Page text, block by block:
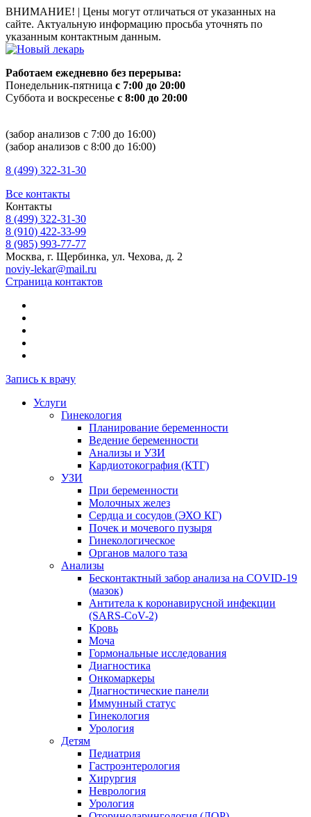
ВНИМАНИЕ! | Цены могут отличаться от указанных на
сайте. Актуальную информацию просьба уточнять по
указанным контактным данным.
Работаем ежедневно без перерыва:
Понедельник-пятница с 7:00 до 20:00
Суббота и воскресенье с 8:00 до 20:00
(забор анализов с 7:00 до 16:00)
(забор анализов с 8:00 до 16:00)
8 (499) 322-31-30
Все контакты
Контакты
8 (499) 322-31-30
8 (910) 422-33-99
8 (985) 993-77-77
Москва, г. Щербинка, ул. Чехова, д. 2
noviy-lekar@mail.ru
Страница контактов
Запись к врачу
Услуги
Гинекология
Планирование беременности
Ведение беременности
Анализы и УЗИ
Кардиотокография (КТГ)
УЗИ
При беременности
Молочных желез
Сердца и сосудов (ЭХО КГ)
Почек и мочевого пузыря
Гинекологическое
Органов малого таза
Анализы
Бесконтактный забор анализа на COVID-19
(мазок)
Антитела к коронавирусной инфекции
(SARS-CoV-2)
Кровь
Моча
Гормональные исследования
Диагностика
Онкомаркеры
Диагностические панели
Иммунный статус
Гинекология
Урология
Детям
Педиатрия
Гастроэнтерология
Хирургия
Неврология
Урология